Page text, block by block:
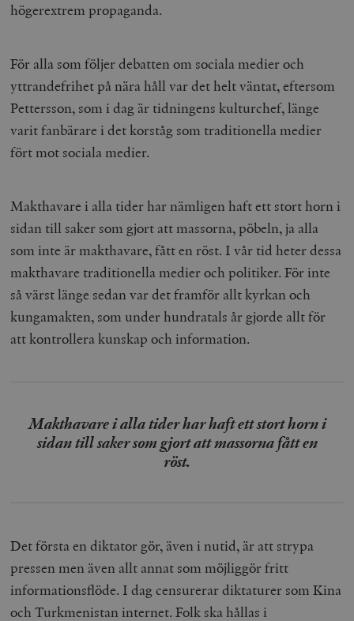
högerextrem propaganda.
För alla som följer debatten om sociala medier och
yttrandefrihet på nära håll var det helt väntat, eftersom
Pettersson, som i dag är tidningens kulturchef, länge
varit fanbärare i det korståg som traditionella medier
fört mot sociala medier.
Makthavare i alla tider har nämligen haft ett stort horn i
sidan till saker som gjort att massorna, pöbeln, ja alla
som inte är makthavare, fått en röst. I vår tid heter dessa
makthavare traditionella medier och politiker. För inte
så värst länge sedan var det framför allt kyrkan och
kungamakten, som under hundratals år gjorde allt för
att kontrollera kunskap och information.
Makthavare i alla tider har haft ett stort horn i
sidan till saker som gjort att massorna fått en
röst.
Det första en diktator gör, även i nutid, är att strypa
pressen men även allt annat som möjliggör fritt
informationsflöde. I dag censurerar diktaturer som Kina
och Turkmenistan internet. Folk ska hållas i